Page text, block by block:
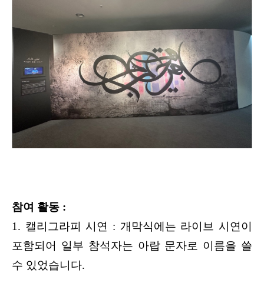
참여 활동 :
1. 캘리그라피 시연 : 개막식에는 라이브 시연이
포함되어 일부 참석자는 아랍 문자로 이름을 쓸
수 있었습니다.